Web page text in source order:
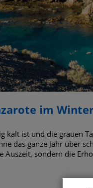
im
kalt ist und die grauen
das ganze Jahr über
Auszeit, sondern die